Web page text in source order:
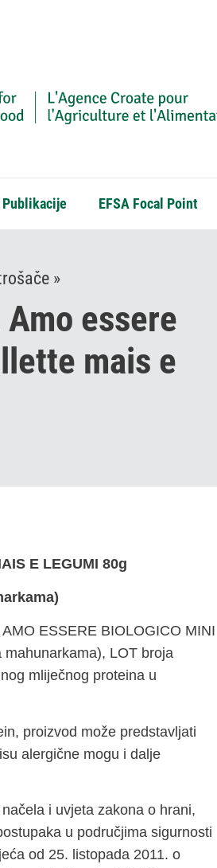
Publikacije EFSA Focal Point
»
essere
mais e
E LEGUMI 80g
ESSERE BIOLOGICO MINI
LOT broja
mliječnog proteina u
proizvod može predstavljati
alergične mogu i dalje
i uvjeta zakona o hrani,
u područjima sigurnosti
od 25. listopada 2011. o